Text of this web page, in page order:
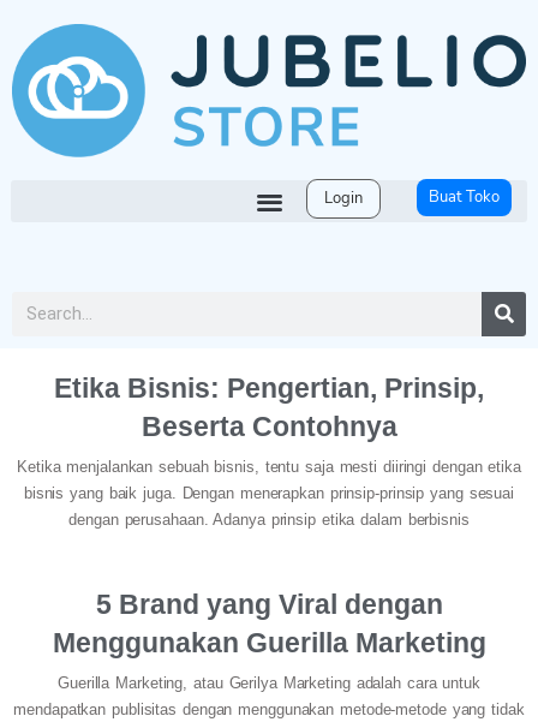
Buat Toko
Login
Etika Bisnis: Pengertian, Prinsip,
Beserta Contohnya
Ketika menjalankan sebuah bisnis, tentu saja mesti diiringi dengan etika
bisnis yang baik juga. Dengan menerapkan prinsip-prinsip yang sesuai
dengan perusahaan. Adanya prinsip etika dalam berbisnis
5 Brand yang Viral dengan
Menggunakan Guerilla Marketing
Guerilla Marketing, atau Gerilya Marketing adalah cara untuk
mendapatkan publisitas dengan menggunakan metode-metode yang tidak